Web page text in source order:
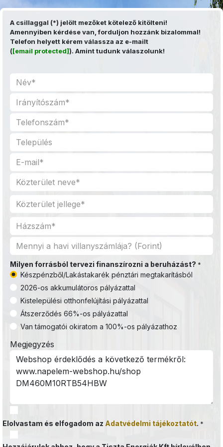
Kihagyás és továbblépés a tartalomhoz
A csillaggal (*) jelölt mezőket kötelező kitölteni!
Amennyiben kérdése van, forduljon hozzánk bizalommal!
Telefon helyett kérem válassza az e-mailt
([email protected]). Amint tudunk válaszolunk!
Milyen forrásból tervezi finanszírozni a beruházást? *
Készpénzből/Lakástakarék pénztári megtakarításból
2026-os akkumulátoros pályázattal
Kistelepülési otthonfelújítási pályázattal
Átszerződés 66%-os pályázattal
Van támogatói okiratom a 100%-os pályázathoz
Megjegyzés
Elolvastam és elfogadom az Adatvédelmi tájékoztatót. *